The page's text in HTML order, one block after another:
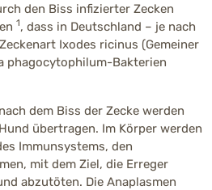
den Biss infizierter Zecken
1, dass in Deutschland – je nach
Ixodes ricinus (Gemeiner
phagocytophilum-Bakterien
dem Biss der Zecke werden
übertragen. Im Körper werden
Immunsystems, den
mit dem Ziel, die Erreger
abzutöten. Die Anaplasmen